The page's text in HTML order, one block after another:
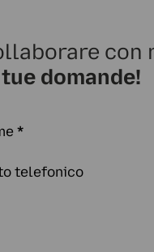
con
domande!
*
telefonico